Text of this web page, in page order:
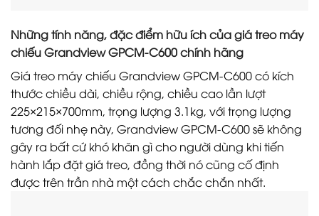
Những tính năng, đặc điểm hữu ích của giá treo máy
chiếu Grandview GPCM-C600 chính hãng
Giá treo máy chiếu Grandview GPCM-C600 có kích
thước chiều dài, chiều rộng, chiều cao lần lượt
225×215×700mm, trọng lượng 3.1kg, với trọng lượng
tương đối nhẹ này, Grandview GPCM-C600 sẽ không
gây ra bất cứ khó khăn gì cho người dùng khi tiến
hành lắp đặt giá treo, đồng thời nó cũng cố định
được trên trần nhà một cách chắc chắn nhất.